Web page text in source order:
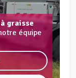
graisse
équipe